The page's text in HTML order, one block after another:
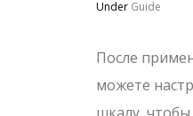
Under Guide
После
можете